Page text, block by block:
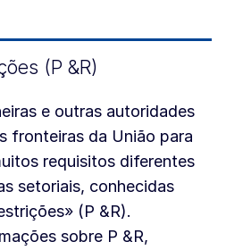
(P &R)
e outras autoridades
fronteiras da União para
requisitos diferentes
setoriais, conhecidas
(P &R).
sobre P &R,